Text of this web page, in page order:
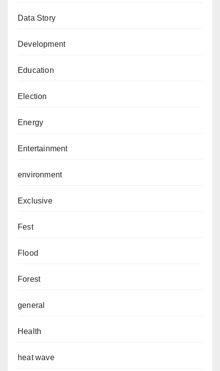
Data Story
Development
Education
Election
Energy
Entertainment
environment
Exclusive
Fest
Flood
Forest
general
Health
heat wave